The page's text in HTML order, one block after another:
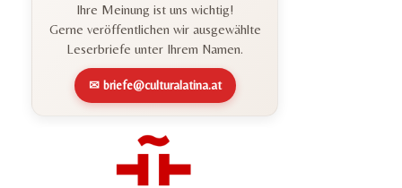
Ihre Meinung ist uns wichtig!
Gerne veröffentlichen wir ausgewählte
Leserbriefe unter Ihrem Namen.
✉ briefe@culturalatina.at